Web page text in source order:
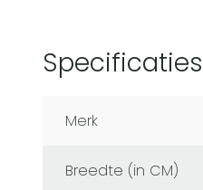
Specificaties
Merk
Breedte (in CM)